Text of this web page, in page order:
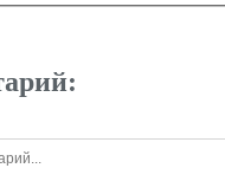
на день рождение
Просмотров: 91
по созданию картины на